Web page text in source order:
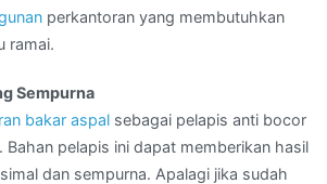
perkantoran yang membutuhkan
ramai.
Sempurna
bakar aspal sebagai pelapis anti bocor
pelapis ini dapat memberikan hasil
dan sempurna. Apalagi jika sudah